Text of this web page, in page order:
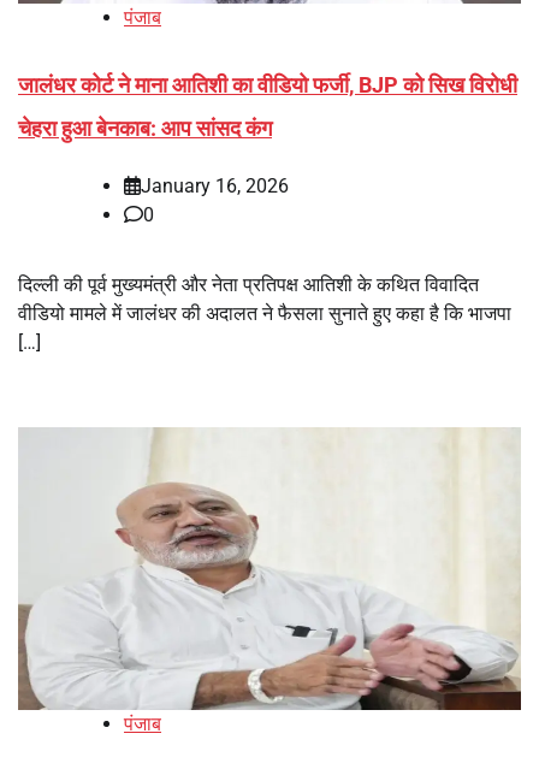
पंजाब
जालंधर कोर्ट ने माना आतिशी का वीडियो फर्जी, BJP को सिख विरोधी
चेहरा हुआ बेनकाब: आप सांसद कंग
January 16, 2026
0
दिल्ली की पूर्व मुख्यमंत्री और नेता प्रतिपक्ष आतिशी के कथित विवादित
वीडियो मामले में जालंधर की अदालत ने फैसला सुनाते हुए कहा है कि भाजपा
[…]
पंजाब